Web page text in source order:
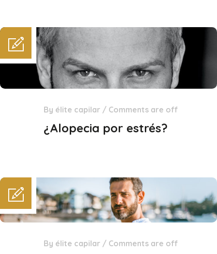
By élite capilar / Comments are off
¿Alopecia por estrés?
By élite capilar / Comments are off